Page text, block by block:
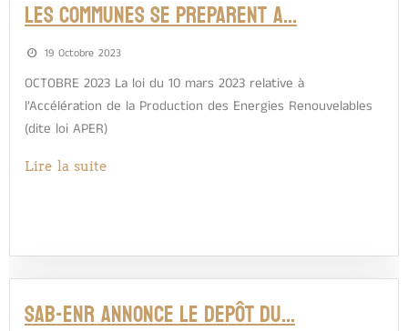
LES COMMUNES SE PREPARENT A…
19 Octobre 2023
OCTOBRE 2023 La loi du 10 mars 2023 relative à
l’Accélération de la Production des Energies Renouvelables
(dite loi APER)
Lire la suite
SAB-EnR ANNONCE LE DEPÔT DU…